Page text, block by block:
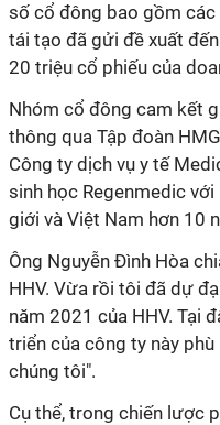
số cổ đông bao gồm
tái tạo đã gửi đề xuất
20 triệu cổ phiếu của
Nhóm cổ đông cam kết
thông qua Tập đoàn
Công ty dịch vụ y tế
sinh học Regenmedic
giới và Việt Nam hơn 10
Ông Nguyễn Đình Hòa
HHV. Vừa rồi tôi đã dự
năm 2021 của HHV. Tại
triển của công ty này
chúng tôi".
Cụ thể, trong chiến lược